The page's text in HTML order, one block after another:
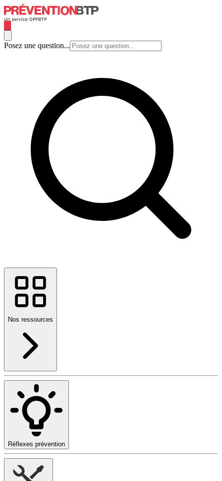
Posez une question...
Nos ressources
Réflexes prévention